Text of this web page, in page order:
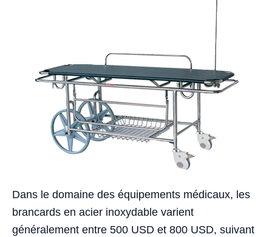
Dans le domaine des équipements médicaux, les
brancards en acier inoxydable varient
généralement entre 500 USD et 800 USD, suivant